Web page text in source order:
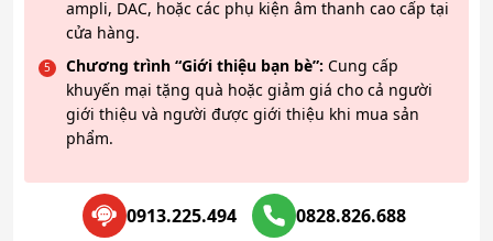
ampli, DAC, hoặc các phụ kiện âm thanh cao cấp tại
cửa hàng.
Chương trình “Giới thiệu bạn bè”: Cung cấp
khuyến mại tặng quà hoặc giảm giá cho cả người
giới thiệu và người được giới thiệu khi mua sản
phẩm.
0913.225.494 0828.826.688